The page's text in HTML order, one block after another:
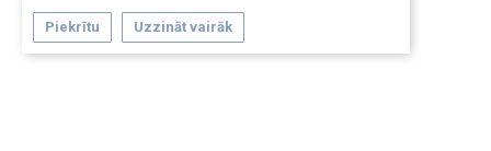
Piekrītu Uzzināt vairāk